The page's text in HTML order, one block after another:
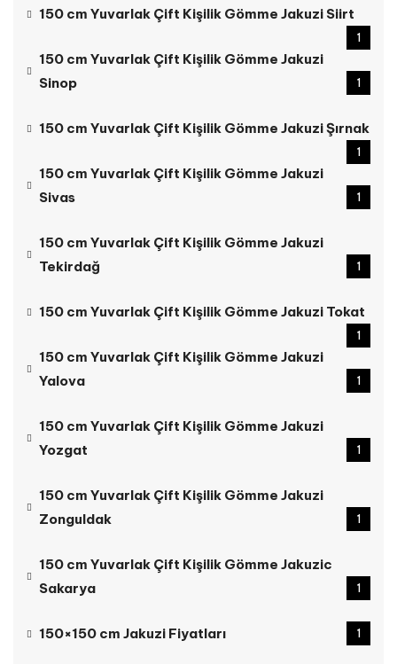
150 cm Yuvarlak Çift Kişilik Gömme Jakuzi Siirt
1
150 cm Yuvarlak Çift Kişilik Gömme Jakuzi
Sinop
1
150 cm Yuvarlak Çift Kişilik Gömme Jakuzi Şırnak
1
150 cm Yuvarlak Çift Kişilik Gömme Jakuzi
Sivas
1
150 cm Yuvarlak Çift Kişilik Gömme Jakuzi
Tekirdağ
1
150 cm Yuvarlak Çift Kişilik Gömme Jakuzi Tokat
1
150 cm Yuvarlak Çift Kişilik Gömme Jakuzi
Yalova
1
150 cm Yuvarlak Çift Kişilik Gömme Jakuzi
Yozgat
1
150 cm Yuvarlak Çift Kişilik Gömme Jakuzi
Zonguldak
1
150 cm Yuvarlak Çift Kişilik Gömme Jakuzic
Sakarya
1
150×150 cm Jakuzi Fiyatları 1